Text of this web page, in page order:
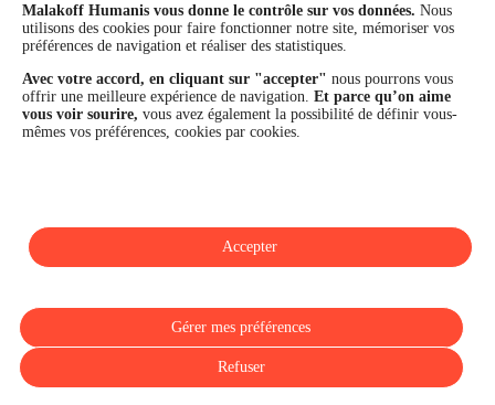
financière et la performance du Groupe sont confirmées par une
notation A+ attribuée depuis 4 ans par S&P Global Ratings et
Fitch Ratings. Sur les plans extra-financiers, Malakoff Humanis
figure parmi les 2% des entreprises les mieux notées au monde
en matière de critères RSE (Ecovadis, niveau Gold - 81/100 en
2026). Enfin, Malakoff Humanis est certifié Top Employer France
par le Top Employers Institute depuis 3 ans.
Malakoff Humanis vous donne le contrôle sur vos données. Nous
utilisons des cookies pour faire fonctionner notre site, mémoriser vos
préférences de navigation et réaliser des statistiques.
Avec votre accord, en cliquant sur "accepter" nous pourrons vous
offrir une meilleure expérience de navigation. Et parce qu’on aime
vous voir sourire, vous avez également la possibilité de définir vous-
mêmes vos préférences, cookies par cookies.
Refuser
Gérer mes préférences
Accepter